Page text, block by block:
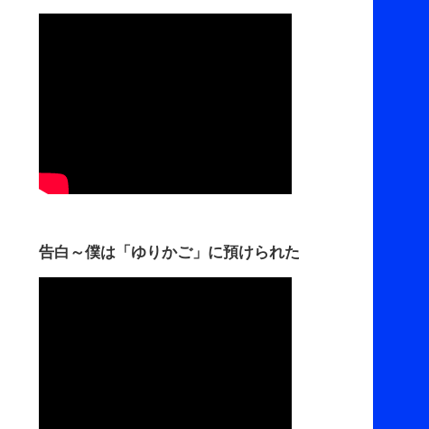
告白～僕は「ゆりかご」に預けられた